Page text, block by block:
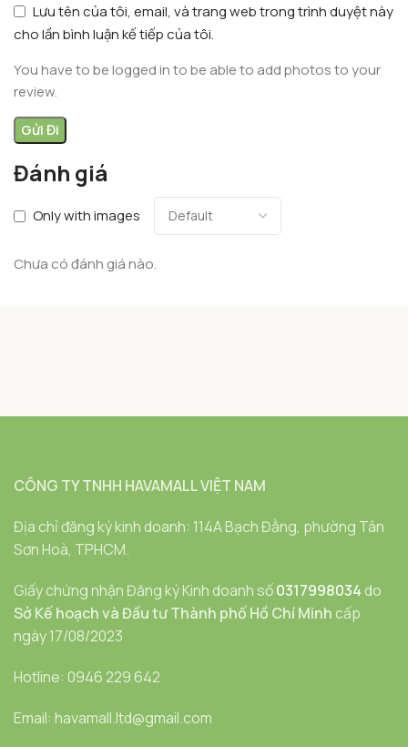
Đánh giá
Only with images
Chưa có đánh giá nào.
Lưu tên của tôi, email, và trang web trong trình duyệt này
cho lần bình luận kế tiếp của tôi.
You have to be logged in to be able to add photos to your
review.
CÔNG TY TNHH HAVAMALL VIỆT NAM
Địa chỉ đăng ký kinh doanh: 114A Bạch Đằng, phường Tân
Sơn Hoà, TPHCM.
Giấy chứng nhận Đăng ký Kinh doanh số0317998034 do
Sở Kế hoạch và Đầu tư Thành phố Hồ Chí Minh cấp
ngày 17/08/2023
Hotline: 0946 229 642
Email: havamall.ltd@gmail.com